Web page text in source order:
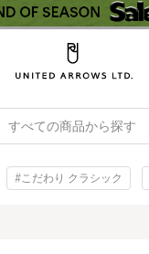
すべての商品から探す
#こだわり クラシック